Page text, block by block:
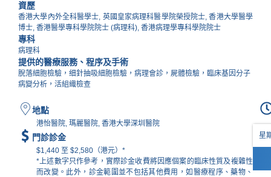
資歷
香港大學內外全科醫學士, 英國皇家病理科醫學院榮授院士, 香港大學醫學
博士, 香港醫學專科學院院士 (病理科), 香港病理學專科學院院士
專科
病理科
提供的醫療服務、程序及手術
脫落細胞檢驗，细針抽吸細胞檢驗，病理會診，屍體檢驗，臨床基因分子
病變分析，活組織檢查
地點
港怡醫院, 瑪麗醫院, 香港大學深圳醫院
門診診金
$1,440 至 $2,580（港元）*
*上述數字只作參考，實際診金收費將因應個案的臨床性質及複雜性
而改變。此外，診金範圍並不包括其他費用，如醫療程序、藥物、
星